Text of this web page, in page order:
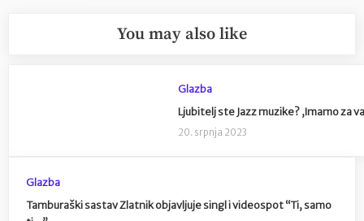
You may also like
Glazba
Ljubitelj ste Jazz muzike? ,Imamo za
20. srpnja 2023
Glazba
Tamburaški sastav Zlatnik objavljuje singl i videospot “Ti, samo